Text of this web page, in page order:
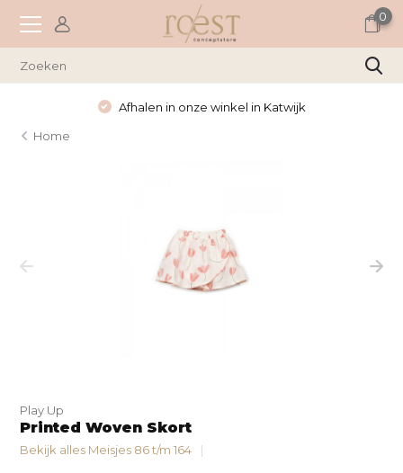
0
Afhalen in onze winkel in Katwijk
Home
Play Up
Printed Woven Skort
Bekijk alles Meisjes 86 t/m 164